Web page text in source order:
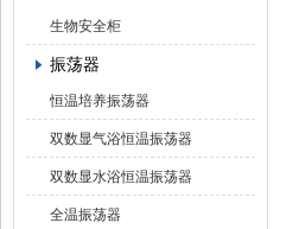
生物安全柜
振荡器
恒温培养振荡器
双数显气浴恒温振荡器
双数显水浴恒温振荡器
全温振荡器